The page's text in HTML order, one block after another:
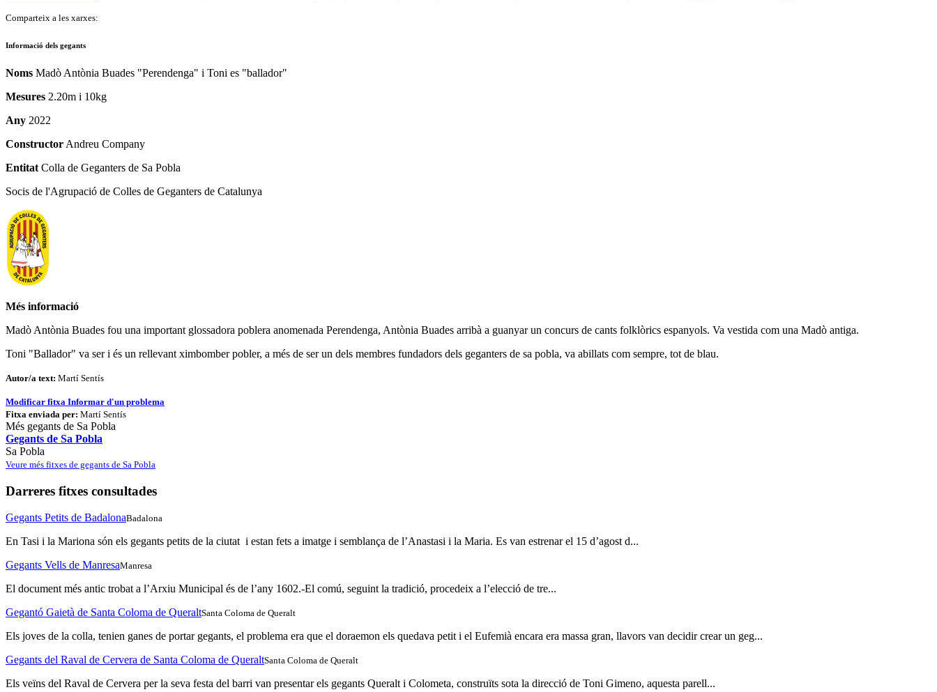
Comparteix a les xarxes:
Informació dels gegants
Noms Madò Antònia Buades "Perendenga" i Toni es "ballador"
Mesures 2.20m i 10kg
Any 2022
Constructor Andreu Company
Entitat Colla de Geganters de Sa Pobla
Socis de l'Agrupació de Colles de Geganters de Catalunya
Més informació
Madò Antònia Buades fou una important glossadora poblera anomenada Perendenga, Antònia Buades arribà a guanyar un concurs de cants folklòrics espanyols. Va vestida com una Madò antiga.
Toni "Ballador" va ser i és un rellevant ximbomber pobler, a més de ser un dels membres fundadors dels geganters de sa pobla, va abillats com sempre, tot de blau.
Autor/a text: Martí Sentís
Modificar fitxa Informar d'un problema
Fitxa enviada per: Martí Sentís
Més gegants de Sa Pobla
Gegants de Sa Pobla
Sa Pobla
Veure més fitxes de gegants de Sa Pobla
Darreres fitxes consultades
Gegants Petits de BadalonaBadalona
En Tasi i la Mariona són els gegants petits de la ciutat i estan fets a imatge i semblança de l’Anastasi i la Maria. Es van estrenar el 15 d’agost d...
Gegants Vells de ManresaManresa
El document més antic trobat a l’Arxiu Municipal és de l’any 1602.-El comú, seguint la tradició, procedeix a l’elecció de tre...
Gegantó Gaietà de Santa Coloma de QueraltSanta Coloma de Queralt
Els joves de la colla, tenien ganes de portar gegants, el problema era que el doraemon els quedava petit i el Eufemià encara era massa gran, llavors van decidir crear un geg...
Gegants del Raval de Cervera de Santa Coloma de QueraltSanta Coloma de Queralt
Els veïns del Raval de Cervera per la seva festa del barri van presentar els gegants Queralt i Colometa, construïts sota la direcció de Toni Gimeno, aquesta parell...